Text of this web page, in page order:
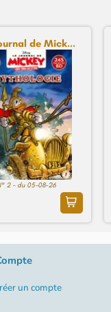
de Mick...
2 - du 05-08-26
un compte